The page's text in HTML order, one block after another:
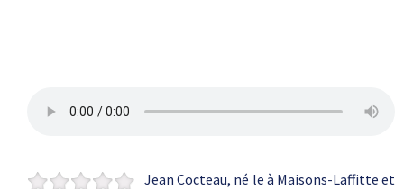
Jean Cocteau, né le à Maisons-Laffitte et